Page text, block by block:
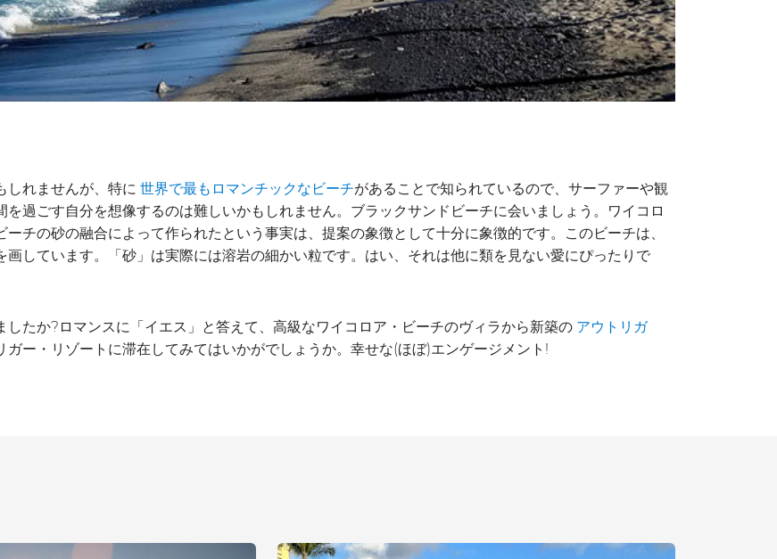
しれませんが、特に 世界で最もロマンチックなビーチがあることで知られているので、サーファーや観
過ごす自分を想像するのは難しいかもしれません。ブラックサンドビーチに会いましょう。ワイコロ
チの砂の融合によって作られたという事実は、提案の象徴として十分に象徴的です。このビーチは、
しています。「砂」は実際には溶岩の細かい粒です。はい、それは他に類を見ない愛にぴったりで
たか?ロマンスに「イエス」と答えて、高級なワイコロア・ビーチのヴィラから新築の アウトリガ
ガー・リゾートに滞在してみてはいかがでしょうか。幸せな(ほぼ)エンゲージメント!